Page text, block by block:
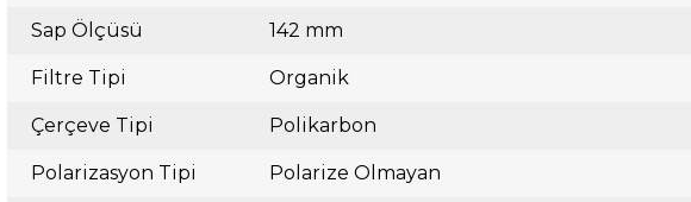
Sap Ölçüsü 142 mm
Filtre Tipi Organik
Çerçeve Tipi Polikarbon
Polarizasyon Tipi Polarize Olmayan